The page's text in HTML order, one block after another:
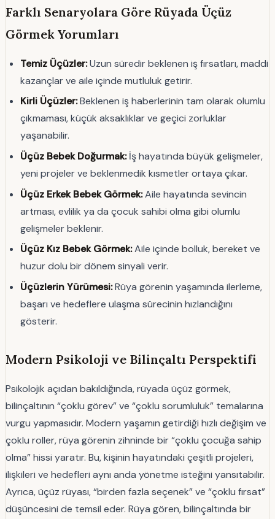
Farklı Senaryolara Göre Rüyada Üçüz
Görmek Yorumları
Temiz Üçüzler:Uzun süredir beklenen iş fırsatları, maddi
kazançlar ve aile içinde mutluluk getirir.
Kirli Üçüzler:Beklenen iş haberlerinin tam olarak olumlu
çıkmaması, küçük aksaklıklar ve geçici zorluklar
yaşanabilir.
Üçüz Bebek Doğurmak:İş hayatında büyük gelişmeler,
yeni projeler ve beklenmedik kısmetler ortaya çıkar.
Üçüz Erkek Bebek Görmek:Aile hayatında sevincin
artması, evlilik ya da çocuk sahibi olma gibi olumlu
gelişmeler beklenir.
Üçüz Kız Bebek Görmek:Aile içinde bolluk, bereket ve
huzur dolu bir dönem sinyali verir.
Üçüzlerin Yürümesi:Rüya görenin yaşamında ilerleme,
başarı ve hedeflere ulaşma sürecinin hızlandığını
gösterir.
Modern Psikoloji ve Bilinçaltı Perspektifi
Psikolojik açıdan bakıldığında, rüyada üçüz görmek,
bilinçaltının “çoklu görev” ve “çoklu sorumluluk” temalarına
vurgu yapmasıdır. Modern yaşamın getirdiği hızlı değişim ve
çoklu roller, rüya görenin zihninde bir “çoklu çocuğa sahip
olma” hissi yaratır. Bu, kişinin hayatındaki çeşitli projeleri,
ilişkileri ve hedefleri aynı anda yönetme isteğini yansıtabilir.
Ayrıca, üçüz rüyası, “birden fazla seçenek” ve “çoklu fırsat”
düşüncesini de temsil eder. Rüya gören, bilinçaltında bir